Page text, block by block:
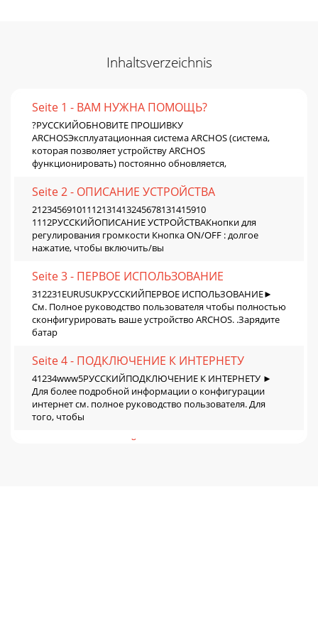
Inhaltsverzeichnis
Seite 1 - ВАМ НУЖНА ПОМОЩЬ?
?РУССКИЙОБНОВИТЕ ПРОШИВКУ
ARCHOSЭксплуатационная система ARCHOS (система,
которая позволяет устройству ARCHOS
функционировать) постоянно обновляется,
Seite 2 - ОПИСАНИЕ УСТРОЙСТВА
21234569101112131413245678131415910
1112РУССКИЙОПИСАНИЕ УСТРОЙСТВАКнопки для
регулирования громкости Кнопка ON/OFF : долгое
нажатие, чтобы включить/вы
Seite 3 - ПЕРВОЕ ИСПОЛЬЗОВАНИЕ
312231EURUSUKРУССКИЙПЕРВОЕ ИСПОЛЬЗОВАНИЕ►
См. Полное руководство пользователя чтобы полностью
сконфигурировать ваше устройство ARCHOS. .Зарядите
батар
Seite 4 - ПОДКЛЮЧЕНИЕ К ИНТЕРНЕТУ
41234www5РУССКИЙПОДКЛЮЧЕНИЕ К ИНТЕРНЕТУ ►
Для более подробной информации о конфигурации
интернет см. полное руководство пользователя. Для
того, чтобы
Seite 5 - ИНТЕРФЕЙС ARCHOS